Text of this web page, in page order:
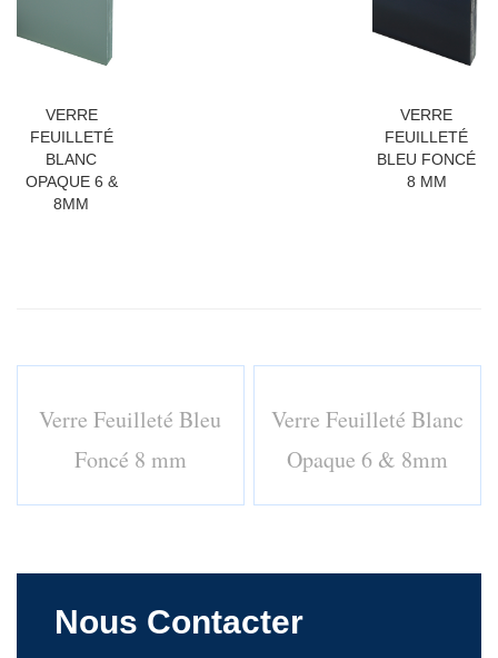
VERRE
FEUILLETÉ
BLANC
OPAQUE 6 &
8MM
VERRE
FEUILLETÉ
BLEU FONCÉ
8 MM
Verre Feuilleté Bleu
Foncé 8 mm
Verre Feuilleté Blanc
Opaque 6 & 8mm
Nous Contacter